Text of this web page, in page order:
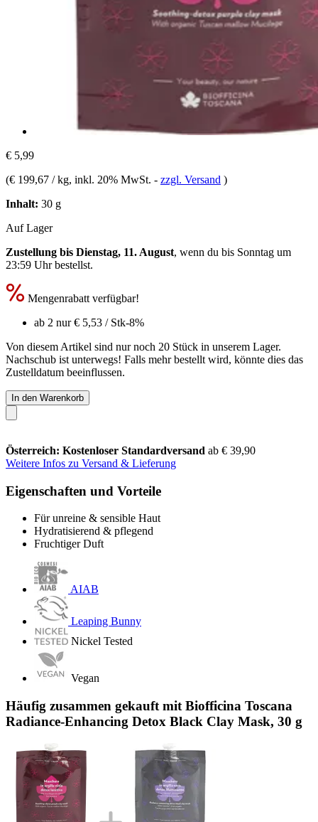
€ 5,99
(€ 199,67 / kg, inkl. 20% MwSt. - zzgl. Versand )
Inhalt: 30 g
Auf Lager
Zustellung bis Dienstag, 11. August, wenn du bis Sonntag um
23:59 Uhrbestellst.
Mengenrabatt verfügbar!
ab 2 nur€ 5,53 / Stk-8%
Von diesem Artikel sind nur noch 20 Stück in unserem Lager.
Nachschub ist unterwegs! Falls mehr bestellt wird, könnte dies das
Zustelldatum beeinflussen.
In den Warenkorb
Österreich: Kostenloser Standardversand ab € 39,90
Weitere Infos zu Versand & Lieferung
Eigenschaften und Vorteile
Für unreine & sensible Haut
Hydratisierend & pflegend
Fruchtiger Duft
AIAB
Leaping Bunny
Nickel Tested
Vegan
Häufig zusammen gekauft mit Biofficina Toscana
Radiance-Enhancing Detox Black Clay Mask, 30 g